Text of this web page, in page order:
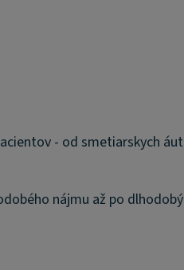
- od smetiarskych
nájmu až po